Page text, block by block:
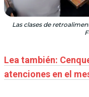
Las clases de
Lea también:
atenciones en el